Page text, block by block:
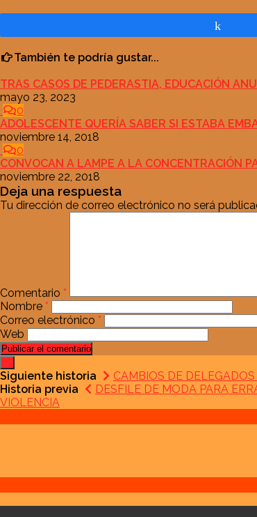
También te podría gustar...
TRAS CASOS DE PEDERASTIA, EDUCACIÓN
mayo 23, 2023
0
ADOLESCENTE QUERÍA SABER SI ESTABA
noviembre 14, 2018
0
CONVOCAN A LAMPE A LA CONCENTRACIÓN
noviembre 22, 2018
Deja una respuesta
Tu dirección de correo electrónico no será
Comentario *
Nombre *
Correo electrónico *
Web
Siguiente historia
CAMBIOS DE
Historia previa
DESFILE DE MODA PARA
VIOLENCIA